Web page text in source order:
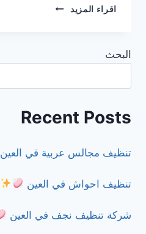
اقراء المزيد
شركة
البحث
Recent Posts
تنظيف مجالس عربية في العين
تنظيف احواش في العين
شركة تنظيف نجف في العين